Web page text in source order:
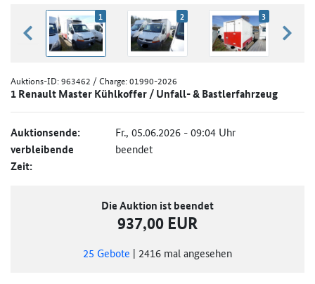
zurück blättern
1 2 3
Auktions-ID:963462 / Charge: 01990-2026
1 Renault Master Kühlkoffer / Unfall- & Bastlerfahrzeug
Auktionsende: Fr., 05.06.2026 - 09:04 Uhr
verbleibende
Zeit:
beendet
Die Auktion ist beendet
937,00 EUR
25 Gebote | 2416 mal angesehen